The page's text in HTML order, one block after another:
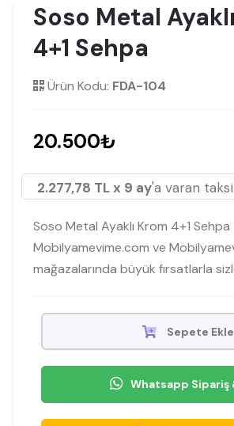
Soso Metal
4+1 Sehpa
Ürün Kodu: FDA-104
20.500₺
2.277,78 TL x 9 ay'a varan
Soso Metal Ayaklı Krom 4+1 Sehpa
Mobilyamevime.com ve
mağazalarında büyük fırsatlarla
Sepete Ekle
Whatsapp Sipariş